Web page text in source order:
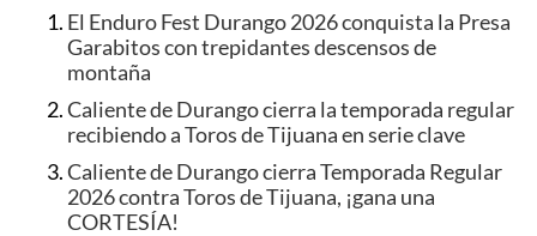
El Enduro Fest Durango 2026 conquista la Presa
Garabitos con trepidantes descensos de
montaña
Caliente de Durango cierra la temporada regular
recibiendo a Toros de Tijuana en serie clave
Caliente de Durango cierra Temporada Regular
2026 contra Toros de Tijuana, ¡gana una
CORTESÍA!